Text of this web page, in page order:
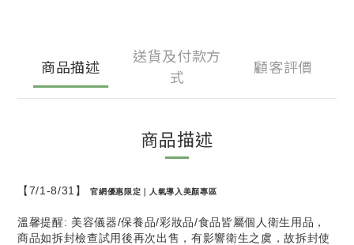
商品描述
送貨及付款方
式
顧客評價
商品描述
【7/1-8/31】 官網優惠限定｜人氣導入美顏專區
溫馨提醒: 美容儀器/保養品/彩妝品/食品皆屬個人衛生用品，
商品如拆封檢查試用後再次出售，有影響衛生之虞，故拆封使